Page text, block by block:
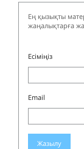
Ең қызықты
жаңалықтарға
Есіміңіз
Email
Жазылу